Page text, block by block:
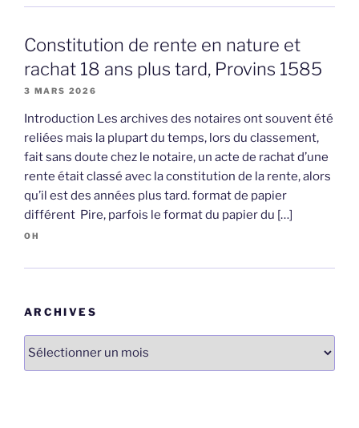
Constitution de rente en nature et
rachat 18 ans plus tard, Provins 1585
3 MARS 2026
Introduction Les archives des notaires ont souvent été
reliées mais la plupart du temps, lors du classement,
fait sans doute chez le notaire, un acte de rachat d’une
rente était classé avec la constitution de la rente, alors
qu’il est des années plus tard. format de papier
différent Pire, parfois le format du papier du […]
OH
ARCHIVES
Archives